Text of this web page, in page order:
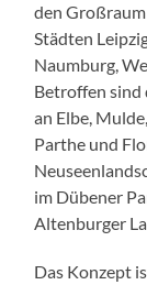
den
Städten
Naumburg,
Betroffen sind
an Elbe,
Parthe und
im Dübener
Altenburger
Das Konzept